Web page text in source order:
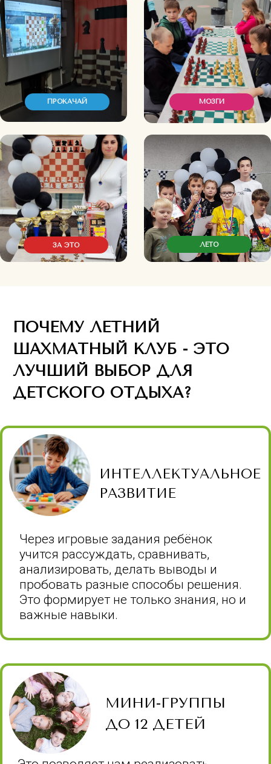
ЗА ЭТО
СКИДОК
Как платить меньше, а получить
больше? Очень просто! Чем раньше вы
запишитесь и чем больше вас будет, тем
дешевле.
ПИТАНИЕ
В нашем здании есть собственная
столовая, где дети могут спокойно и
комфортно поесть в течение дня. Мы
заботимся о том, чтобы питание было
не только сытным, но и вкусным.
ИНТЕЛЛЕКТУАЛЬНОЕ
РАЗВИТИЕ
пробовать разные способы решения.
Это формирует не только знания, но и
МИНИ-ГРУППЫ
Это позволяет нам реализовать
идивидуальный подход к каждому
ребенку, много внимания и заботы.
ПОЧЕМУ ЛЕТНИЙ
ШАХМАТНЫЙ КЛУБ - ЭТО
ЛУЧШИЙ ВЫБОР ДЛЯ
ДЕТСКОГО ОТДЫХА?